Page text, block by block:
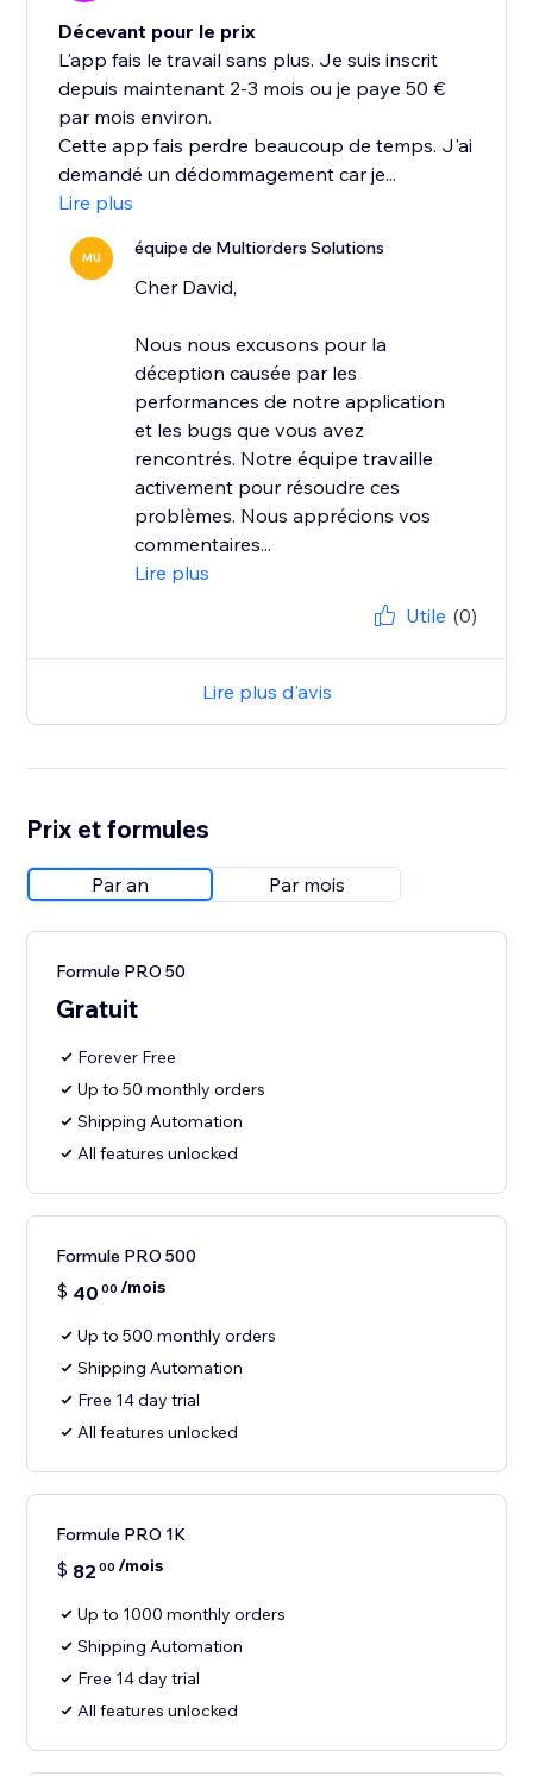
Décevant pour le prix
L'app fais le travail sans plus. Je suis inscrit
depuis maintenant 2-3 mois ou je paye 50 €
par mois environ.
Cette app fais perdre beaucoup de temps. J'ai
demandé un dédommagement car je...
Lire plus
MU équipe de Multiorders Solutions
Cher David,
Nous nous excusons pour la
déception causée par les
performances de notre application
et les bugs que vous avez
rencontrés. Notre équipe travaille
activement pour résoudre ces
problèmes. Nous apprécions vos
commentaires...
Lire plus
Utile (0)
Lire plus d'avis
Prix et formules
Par an Par mois
Formule PRO 50
Gratuit
Forever Free
Up to 50 monthly orders
Shipping Automation
All features unlocked
Formule PRO 500
$ 40 00 /mois
Up to 500 monthly orders
Shipping Automation
Free 14 day trial
All features unlocked
Formule PRO 1K
$ 82 00 /mois
Up to 1000 monthly orders
Shipping Automation
Free 14 day trial
All features unlocked